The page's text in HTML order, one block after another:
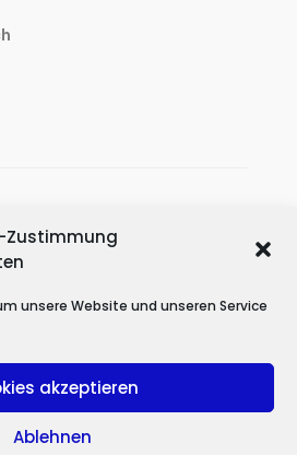
Zustimmung
unsere Website und unseren Service
akzeptieren
Ablehnen